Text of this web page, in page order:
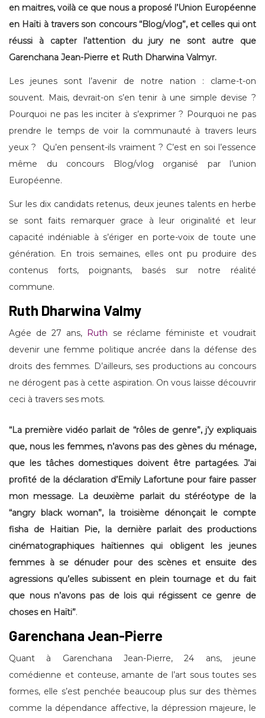
en maitres, voilà ce que nous a proposé l’Union Européenne
en Haïti à travers son concours “Blog/vlog”, et celles qui ont
réussi à capter l’attention du jury ne sont autre que
Garenchana Jean-Pierre et Ruth Dharwina Valmyr.
Les jeunes sont l’avenir de notre nation : clame-t-on
souvent. Mais, devrait-on s’en tenir à une simple devise ?
Pourquoi ne pas les inciter à s’exprimer ? Pourquoi ne pas
prendre le temps de voir la communauté à travers leurs
yeux ? Qu’en pensent-ils vraiment ? C’est en soi l’essence
même du concours Blog/vlog organisé par l’union
Européenne.
Sur les dix candidats retenus, deux jeunes talents en herbe
se sont faits remarquer grace à leur originalité et leur
capacité indéniable à s’ériger en porte-voix de toute une
génération. En trois semaines, elles ont pu produire des
contenus forts, poignants, basés sur notre réalité
commune.
Ruth Dharwina Valmy
Agée de 27 ans, Ruth se réclame féministe et voudrait
devenir une femme politique ancrée dans la défense des
droits des femmes. D’ailleurs, ses productions au concours
ne dérogent pas à cette aspiration. On vous laisse découvrir
ceci à travers ses mots.
“La première vidéo parlait de “rôles de genre”, j’y expliquais
que, nous les femmes, n’avons pas des gènes du ménage,
que les tâches domestiques doivent être partagées. J’ai
profité de la déclaration d’Emily Lafortune pour faire passer
mon message. La deuxième parlait du stéréotype de la
“angry black woman”, la troisième dénonçait le compte
fisha de Haitian Pie, la dernière parlait des productions
cinématographiques haïtiennes qui obligent les jeunes
femmes à se dénuder pour des scènes et ensuite des
agressions qu’elles subissent en plein tournage et du fait
que nous n’avons pas de lois qui régissent ce genre de
choses en Haïti”.
Garenchana Jean-Pierre
Quant à Garenchana Jean-Pierre, 24 ans, jeune
comédienne et conteuse, amante de l’art sous toutes ses
formes, elle s’est penchée beaucoup plus sur des thèmes
comme la dépendance affective, la dépression majeure, le